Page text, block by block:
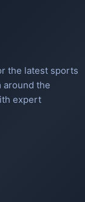
the latest sports
around the
expert